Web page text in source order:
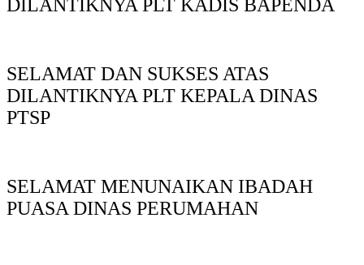
DILANTIKNYA PLT KADIS BAPENDA
SELAMAT DAN SUKSES ATAS
DILANTIKNYA PLT KEPALA DINAS
PTSP
SELAMAT MENUNAIKAN IBADAH
PUASA DINAS PERUMAHAN